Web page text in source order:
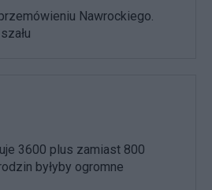
Nawrockiego.
3600 plus zamiast 800
byłyby ogromne